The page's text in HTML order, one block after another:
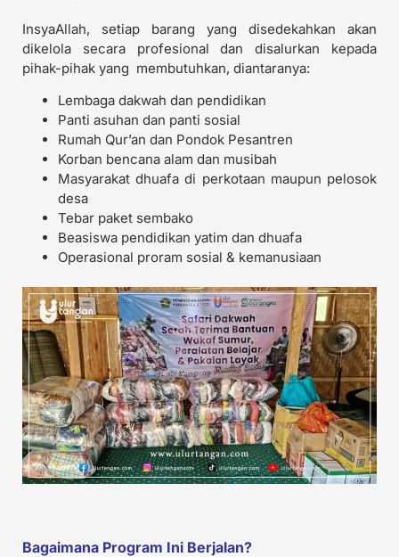
InsyaAllah, setiap barang yang disedekahkan akan
dikelola secara profesional dan disalurkan kepada
pihak-pihak yang membutuhkan, diantaranya:
Lembaga dakwah dan pendidikan
Panti asuhan dan panti sosial
Rumah Qur’an dan Pondok Pesantren
Korban bencana alam dan musibah
Masyarakat dhuafa di perkotaan maupun pelosok
desa
Tebar paket sembako
Beasiswa pendidikan yatim dan dhuafa
Operasional proram sosial & kemanusiaan
Bagaimana Program Ini Berjalan?